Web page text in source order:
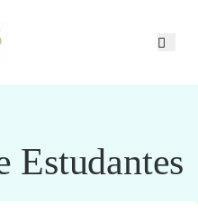
Estudantes